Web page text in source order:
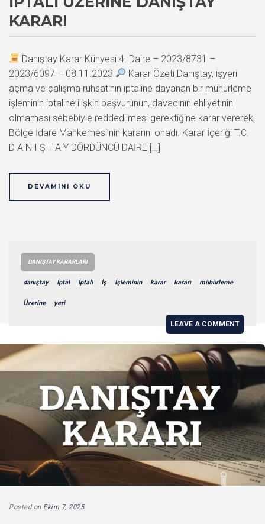
KARARI
Danıştay Karar Künyesi 4. Daire – 2023/8731 –
2023/6097 – 08.11.2023
Karar Özeti Danıştay, işyeri
açma ve çalışma ruhsatının iptaline dayanan bir mühürleme
işleminin iptaline ilişkin başvurunun, davacının ehliyetinin
olmaması sebebiyle reddedilmesi gerektiğine karar vererek,
Bölge İdare Mahkemesi’nin kararını onadı. Karar İçeriği T.C.
D A N I Ş T A Y DÖRDÜNCÜ DAİRE […]
DEVAMINI OKU
DANIŞTAY KARARLARI
danıştay İptal İptali İş İşleminin karar kararı mühürleme
Üzerine yeri
LEAVE A COMMENT
Posted on Ekim 7, 2025